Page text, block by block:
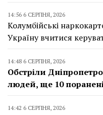
14:56 6 СЕРПНЯ, 2026
Колумбійські
Україну вчитися
14:48 6 СЕРПНЯ, 2026
Обстріли
людей, ще 10
14:42 6 СЕРПНЯ, 2026